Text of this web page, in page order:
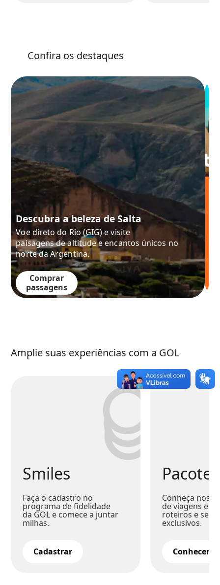
Confira os destaques
Punta del Este está
a um voo de você!
Visite o destino mais desejado do Uruguai:
voe direto
de Porto Alegre e Guarulhos!
Comprar
passagens
Amplie suas experiências com a GOL
Smiles
Faça o cadastro no
programa de fidelidade
da GOL e comece a juntar
milhas.
Cadastrar
Pacotes
Conheça
de viagens e
roteiros e
exclusivos.
Conhecer